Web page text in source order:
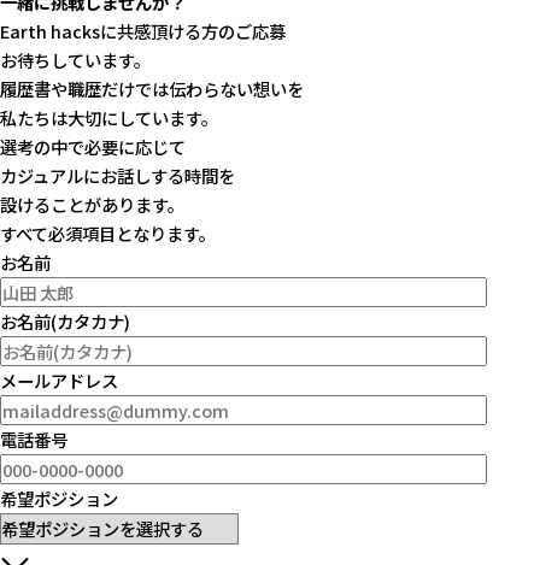
Earth hacksに共感頂ける方のご応募
お待ちしています。
履歴書や職歴だけでは伝わらない想いを
私たちは大切にしています。
選考の中で必要に応じて
カジュアルにお話しする時間を
設けることがあります。
すべて必須項目となります。
お名前
お名前(カタカナ)
メールアドレス
電話番号
希望ポジション